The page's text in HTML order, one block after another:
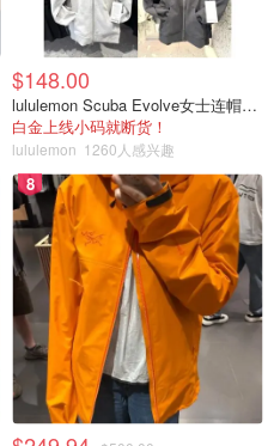
$148.00
lululemon Scuba Evolve女士连帽卫衣 全拉链
白金上线小码就断货！
lululemon 1260人感兴趣
8